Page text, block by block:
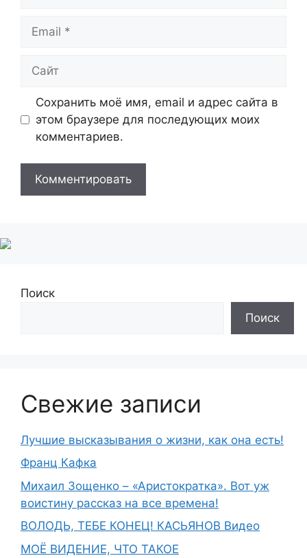
Email
Сайт
Сохранить моё имя, email и адрес сайта в
этом браузере для последующих моих
комментариев.
Поиск
Поиск
Свежие записи
Лучшие высказывания о жизни, как она есть!
Франц Кафка
Михаил Зощенко – «Аристократка». Вот уж
воистину рассказ на все времена!
ВОЛОДЬ, ТЕБЕ КОНЕЦ! КАСЬЯНОВ Видео
МОЁ ВИДЕНИЕ, ЧТО ТАКОЕ